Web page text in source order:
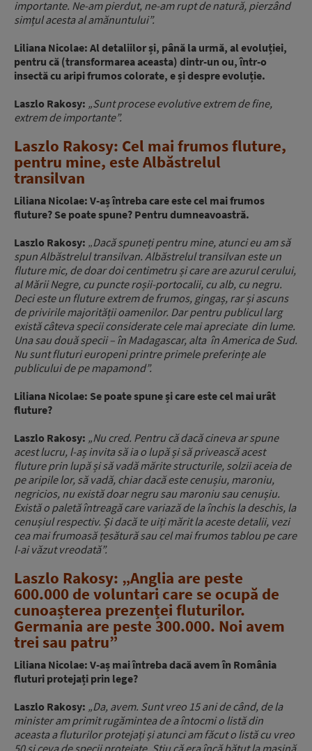
importante. Ne-am pierdut, ne-am rupt de natură, pierzând
simțul acesta al amănuntului”.
Liliana Nicolae: Al detaliilor și, până la urmă, al evoluției,
pentru că (transformarea aceasta) dintr-un ou, într-o
insectă cu aripi frumos colorate, e și despre evoluție.
Laszlo Rakosy: „Sunt procese evolutive extrem de fine,
extrem de importante”.
Laszlo Rakosy: Cel mai frumos fluture,
pentru mine, este Albăstrelul
transilvan
Liliana Nicolae: V-aș întreba care este cel mai frumos
fluture? Se poate spune? Pentru dumneavoastră.
Laszlo Rakosy: „Dacă spuneți pentru mine, atunci eu am să
spun Albăstrelul transilvan. Albăstrelul transilvan este un
fluture mic, de doar doi centimetru și care are azurul cerului,
al Mării Negre, cu puncte roșii-portocalii, cu alb, cu negru.
Deci este un fluture extrem de frumos, gingaș, rar și ascuns
de privirile majorității oamenilor. Dar pentru publicul larg
există câteva specii considerate cele mai apreciate din lume.
Una sau două specii – în Madagascar, alta în America de Sud.
Nu sunt fluturi europeni printre primele preferințe ale
publicului de pe mapamond”.
Liliana Nicolae: Se poate spune și care este cel mai urât
fluture?
Laszlo Rakosy: „Nu cred. Pentru că dacă cineva ar spune
acest lucru, l-aș invita să ia o lupă și să privească acest
fluture prin lupă și să vadă mărite structurile, solzii aceia de
pe aripile lor, să vadă, chiar dacă este cenușiu, maroniu,
negricios, nu există doar negru sau maroniu sau cenușiu.
Există o paletă întreagă care variază de la închis la deschis, la
cenușiul respectiv. Și dacă te uiți mărit la aceste detalii, vezi
cea mai frumoasă țesătură sau cel mai frumos tablou pe care
l-ai văzut vreodată”.
Laszlo Rakosy: „Anglia are peste
600.000 de voluntari care se ocupă de
cunoașterea prezenței fluturilor.
Germania are peste 300.000. Noi avem
trei sau patru”
Liliana Nicolae: V-aș mai întreba dacă avem în România
fluturi protejați prin lege?
Laszlo Rakosy: „Da, avem. Sunt vreo 15 ani de când, de la
minister am primit rugămintea de a întocmi o listă din
aceasta a fluturilor protejați și atunci am făcut o listă cu vreo